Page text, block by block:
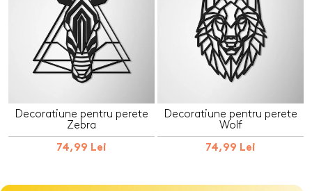
Decoratiune pentru perete
Zebra
74,99 Lei
Decoratiune pentru perete
Wolf
74,99 Lei